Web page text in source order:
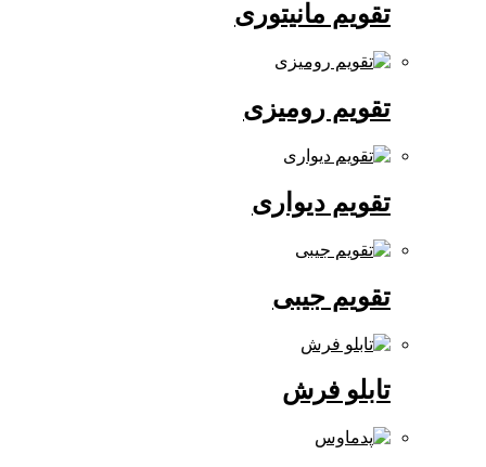
تقویم مانیتوری
تقویم رومیزی
تقویم دیواری
تقویم جیبی
تابلو فرش